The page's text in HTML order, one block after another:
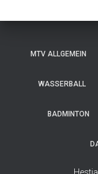
MTV ALLGEMEIN
WASSERBALL
BADMINTON